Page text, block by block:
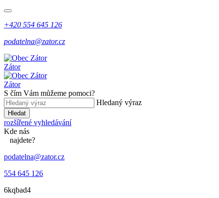
+420 554 645 126
podatelna@zator.cz
Zátor
Zátor
S čím Vám můžeme pomoci?
Hledaný výraz
Hledat
rozšířené vyhledávání
Kde nás
najdete?
podatelna@zator.cz
554 645 126
6kqbad4